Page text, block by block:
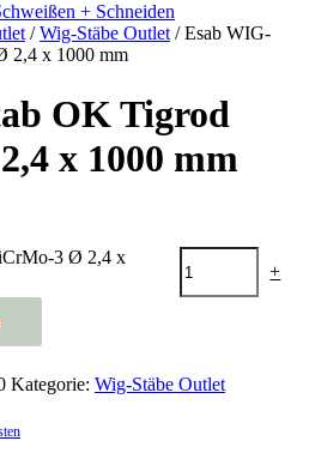
+ Schneiden
/Wig-Stäbe Outlet / Esab WIG-
2,4 x 1000 mm
OK Tigrod
x 1000 mm
3 Ø 2,4 x
+
Kategorie: Wig-Stäbe Outlet